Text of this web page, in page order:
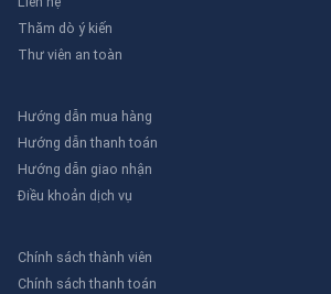
chắc chắn.
- Ghi Chú Thông Tin (Nếu Có)
- Kiểm Tra Định Kỳ
khóa liên quan được kiểm tra định kỳ để
hoạt động đúng cách và không bị hỏng
- Gỡ Khóa Khi Công Việc Hoàn Thành
Kết Luận
Ổ khóa nhómlà một công cụ quan trọng
Thăm dò ý kiến
Thư viên an toàn
Hướng dẫn mua hàng
Hướng dẫn thanh toán
Hướng dẫn giao nhận
Điều khoản dịch vụ
Chính sách thành viên
Chính sách thanh toán